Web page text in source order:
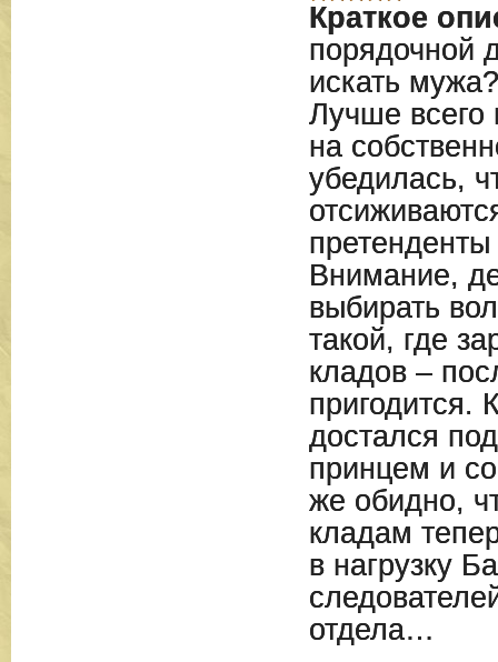
Краткое
порядочной
искать
Лучше всего
на
убедилась,
Внимание,
выбирать
такой, где
кладов –
пригодится.
достался
принцем и
же обидно,
кладам
в нагрузку
отдела…